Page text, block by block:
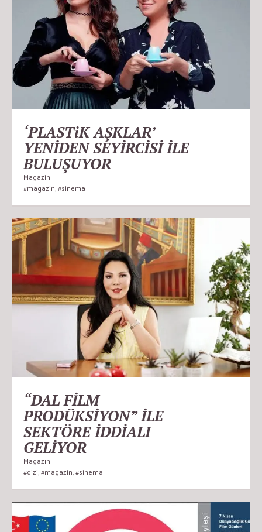
‘PLASTiK AŞKLAR’
YENİDEN SEYİRCİSİ İLE
BULUŞUYOR
Magazin
#magazin,#sinema
“DAL FİLM
PRODÜKSİYON” İLE
SEKTÖRE İDDİALI
GELİYOR
Magazin
#dizi,#magazin,#sinema